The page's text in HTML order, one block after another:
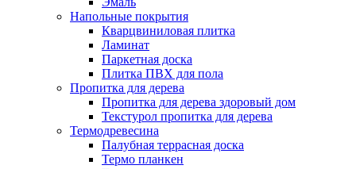
Напольные покрытия
Кварцвиниловая плитка
Ламинат
Паркетная доска
Плитка ПВХ для пола
Пропитка для дерева
Пропитка для дерева здоровый дом
Текстурол пропитка для дерева
Термодревесина
Палубная террасная доска
Термо планкен